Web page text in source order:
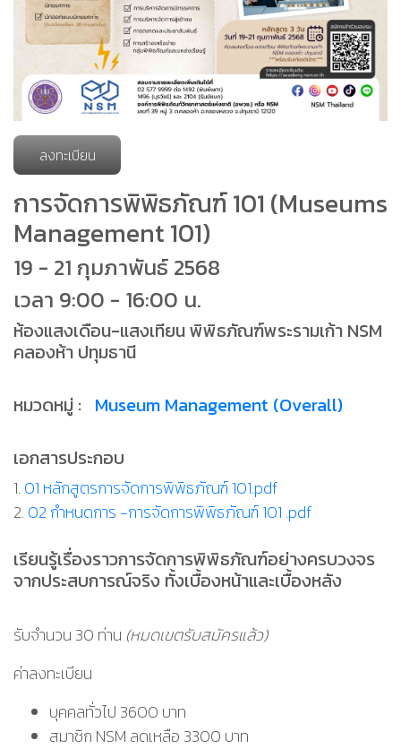
ลงทะเบียน
การจัดการพิพิธภัณฑ์ 101 (Museums
Management 101)
19 - 21 กุมภาพันธ์ 2568
เวลา 9:00 - 16:00 น.
ห้องแสงเดือน-แสงเทียน พิพิธภัณฑ์พระรามเก้า NSM
คลองห้า ปทุมธานี
หมวดหมู่ : Museum Management (Overall)
เอกสารประกอบ
1. 01 หลักสูตรการจัดการพิพิธภัณฑ์ 101.pdf
2. 02 กำหนดการ -การจัดการพิพิธภัณฑ์ 101 .pdf
เรียนรู้เรื่องราวการจัดการพิพิธภัณฑ์อย่างครบวงจร
จากประสบการณ์จริง ทั้งเบื้องหน้าและเบื้องหลัง
รับจำนวน 30 ท่าน (หมดเขตรับสมัครแล้ว)
ค่าลงทะเบียน
บุคคลทั่วไป 3600 บาท
สมาชิก NSM ลดเหลือ 3300 บาท